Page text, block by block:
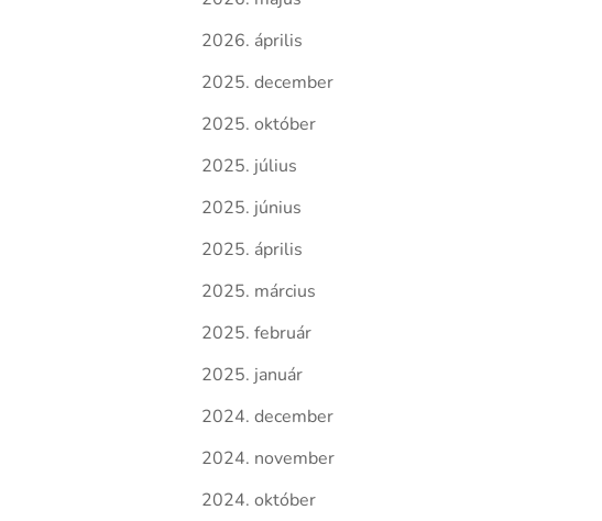
2026. április
2025. december
2025. október
2025. július
2025. június
2025. április
2025. március
2025. február
2025. január
2024. december
2024. november
2024. október